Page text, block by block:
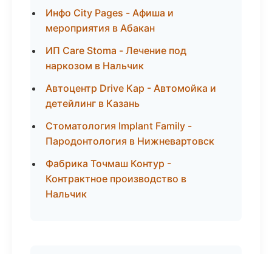
Инфо City Pages - Афиша и
мероприятия в Абакан
ИП Care Stoma - Лечение под
наркозом в Нальчик
Автоцентр Drive Кар - Автомойка и
детейлинг в Казань
Стоматология Implant Family -
Пародонтология в Нижневартовск
Фабрика Точмаш Контур -
Контрактное производство в
Нальчик